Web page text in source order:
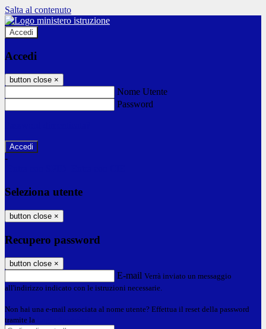
Salta al contenuto
Accedi
Accedi
button close ×
Nome Utente
Password
-
Seleziona utente
button close ×
Recupero password
button close ×
E-mail Verrà inviato un messaggio
all'indirizzo indicato con le istruzioni necessarie.
Non hai una e-mail associata al nome utente? Effettua il reset della password
tramite la